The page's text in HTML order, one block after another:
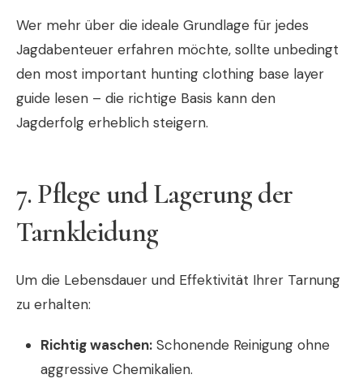
Wer mehr über die ideale Grundlage für jedes
Jagdabenteuer erfahren möchte, sollte unbedingt
den most important hunting clothing base layer
guide lesen – die richtige Basis kann den
Jagderfolg erheblich steigern.
7. Pflege und Lagerung der
Tarnkleidung
Um die Lebensdauer und Effektivität Ihrer Tarnung
zu erhalten:
Richtig waschen: Schonende Reinigung ohne
aggressive Chemikalien.